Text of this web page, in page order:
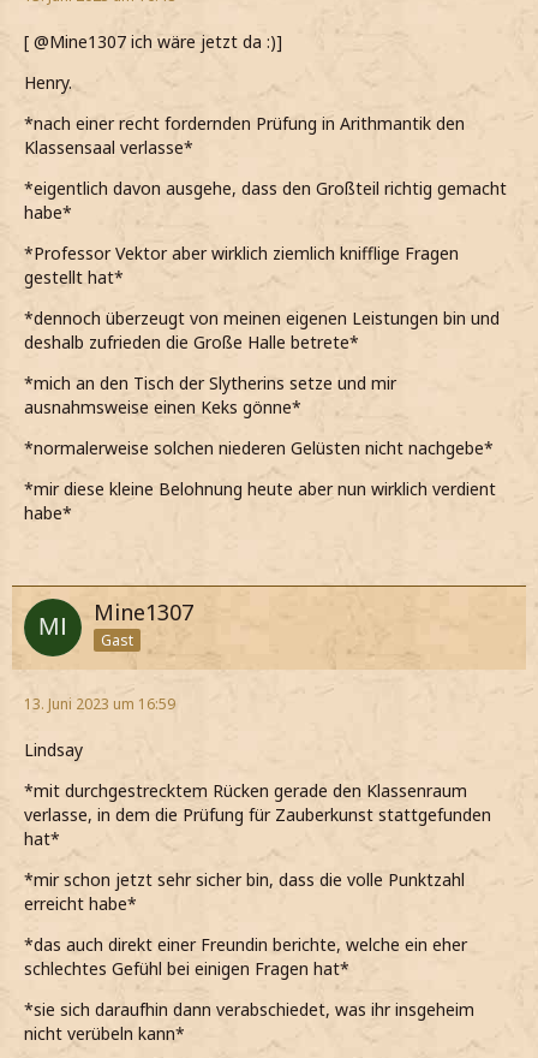
[ @Mine1307 ich wäre jetzt da :)]
Henry.
*nach einer recht fordernden Prüfung in Arithmantik den
Klassensaal verlasse*
*eigentlich davon ausgehe, dass den Großteil richtig gemacht
habe*
*Professor Vektor aber wirklich ziemlich knifflige Fragen
gestellt hat*
*dennoch überzeugt von meinen eigenen Leistungen bin und
deshalb zufrieden die Große Halle betrete*
*mich an den Tisch der Slytherins setze und mir
ausnahmsweise einen Keks gönne*
*normalerweise solchen niederen Gelüsten nicht nachgebe*
*mir diese kleine Belohnung heute aber nun wirklich verdient
habe*
Mine1307
Gast
13. Juni 2023 um 16:59
Lindsay
*mit durchgestrecktem Rücken gerade den Klassenraum
verlasse, in dem die Prüfung für Zauberkunst stattgefunden
hat*
*mir schon jetzt sehr sicher bin, dass die volle Punktzahl
erreicht habe*
*das auch direkt einer Freundin berichte, welche ein eher
schlechtes Gefühl bei einigen Fragen hat*
*sie sich daraufhin dann verabschiedet, was ihr insgeheim
nicht verübeln kann*